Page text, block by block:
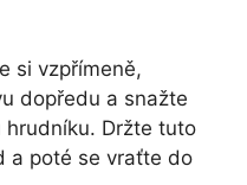
si vzpřímeně,
dopředu a snažte
Držte tuto
a poté se vraťte do